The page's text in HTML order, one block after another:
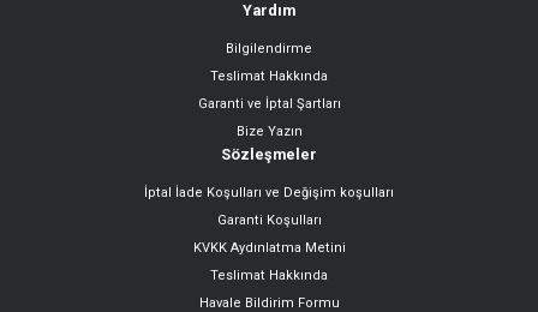
Yardım
Bilgilendirme
Teslimat Hakkında
Garanti ve İptal Şartları
Bize Yazın
Sözleşmeler
İptal İade Koşulları ve Değişim koşulları
Garanti Koşulları
KVKK Aydınlatma Metini
Teslimat Hakkında
Havale Bildirim Formu